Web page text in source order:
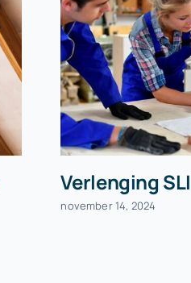
Verlenging
november 14, 2024